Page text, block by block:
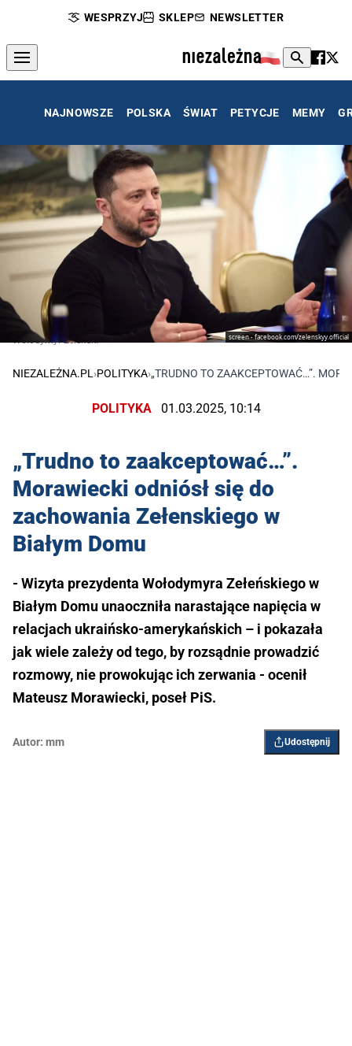
WESPRZYJ SKLEP NEWSLETTER
NAJNOWSZE POLSKA ŚWIAT PETYCJE MEMY
screen - facebook.com/zelenskyy.official
Wołodymyr Zełenski
NIEZALEŻNA.PL ›POLITYKA›„TRUDNO TO ZAAKCEPTOWAĆ…”.
POLITYKA 01.03.2025, 10:14
„Trudno to zaakceptować…”.
Morawiecki odniósł się do
zachowania Zełenskiego w
Białym Domu
- Wizyta prezydenta Wołodymyra Zełeńskiego w
Białym Domu unaoczniła narastające napięcia w
relacjach ukraińsko-amerykańskich – i pokazała
jak wiele zależy od tego, by rozsądnie prowadzić
rozmowy, nie prowokując ich zerwania - ocenił
Mateusz Morawiecki, poseł PiS.
Autor: mm Udostępnij